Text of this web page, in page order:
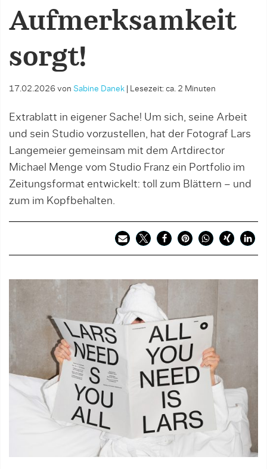
Aufmerksamkeit
sorgt!
17.02.2026 von Sabine Danek Lesezeit: ca. 2 Minuten
Extrablatt in eigener Sache! Um sich, seine Arbeit
und sein Studio vorzustellen, hat der Fotograf Lars
Langemeier gemeinsam mit dem Artdirector
Michael Menge vom Studio Franz ein Portfolio im
Zeitungsformat entwickelt: toll zum Blättern – und
zum im Kopfbehalten.